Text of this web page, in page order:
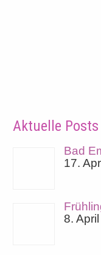
Aktuelle Posts
Bad
17.
8.